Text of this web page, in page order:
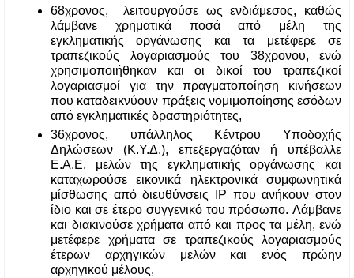
68χρονος,  λειτουργούσε ως ενδιάμεσος, καθώς
λάμβανε χρηματικά ποσά από μέλη της
εγκληματικής οργάνωσης και τα μετέφερε σε
τραπεζικούς λογαριασμούς του 38χρονου, ενώ
χρησιμοποιήθηκαν και οι δικοί του τραπεζικοί
λογαριασμοί για την πραγματοποίηση κινήσεων
που καταδεικνύουν πράξεις νομιμοποίησης εσόδων
από εγκληματικές δραστηριότητες,
36χρονος, υπάλληλος Κέντρου Υποδοχής
Δηλώσεων (Κ.Υ.Δ.), επεξεργαζόταν ή υπέβαλλε
Ε.Α.Ε. μελών της εγκληματικής οργάνωσης και
καταχωρούσε εικονικά ηλεκτρονικά συμφωνητικά
μίσθωσης από διευθύνσεις IP που ανήκουν στον
ίδιο και σε έτερο συγγενικό του πρόσωπο. Λάμβανε
και διακινούσε χρήματα από και προς τα μέλη, ενώ
μετέφερε χρήματα σε τραπεζικούς λογαριασμούς
έτερων αρχηγικών μελών και ενός πρώην
αρχηγικού μέλους,